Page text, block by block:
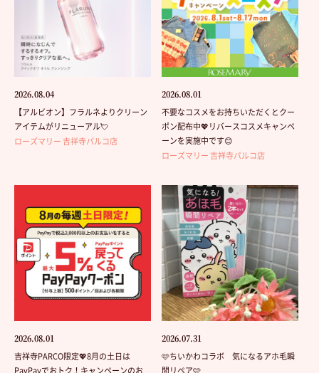
2026.08.04
【アルビオン】フラルネよりクリーン
アイテムがリニューアル💘
ローズマリー 吉祥寺パルコ店
2026.08.01
不要なコスメをお持ちいただくとクー
ポン配布中💖リバースコスメキャンペ
ーンを実施中です😊
ローズマリー 吉祥寺パルコ店
2026.08.01
吉祥寺PARCO限定💖8月の土日は
2026.07.31
🩷ちいかわコラボ 気になるアホ毛瞬